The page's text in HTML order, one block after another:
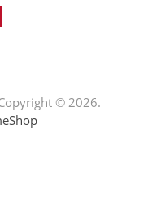
© 2026.